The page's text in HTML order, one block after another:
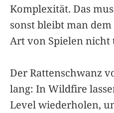
Komplexität. Das
sonst bleibt man
Art von Spielen nicht
Der Rattenschwanz
lang: In Wildfire
Level wiederholen,